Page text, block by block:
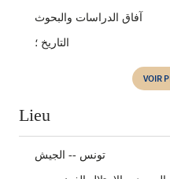
آفاق الدراسات والبحوث
التاريخ ؛
VOIR
Lieu
تونس -- الجيش